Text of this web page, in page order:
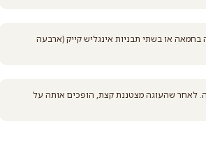
או בשתי תבניות אינגליש קייק (ארבעה
ל-180 מעלות, עד לכדי השחמה. לאחר שהעוגה מצטננת קצת, הופכים אותה על